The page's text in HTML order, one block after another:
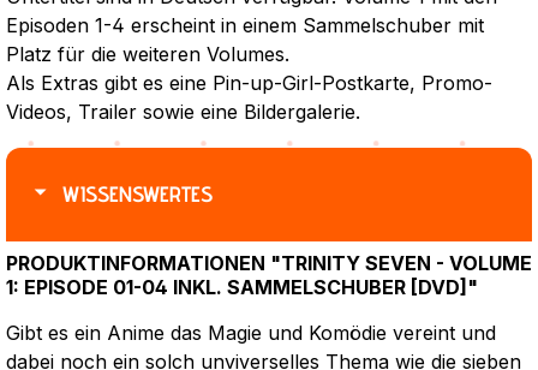
Episoden 1-4 erscheint in einem Sammelschuber mit
Platz für die weiteren Volumes.
Als Extras gibt es eine Pin-up-Girl-Postkarte, Promo-
Videos, Trailer sowie eine Bildergalerie.
WISSENSWERTES
PRODUKTINFORMATIONEN "TRINITY SEVEN - VOLUME
1: EPISODE 01-04 INKL. SAMMELSCHUBER [DVD]"
Gibt es ein Anime das Magie und Komödie vereint und
dabei noch ein solch unviverselles Thema wie die sieben